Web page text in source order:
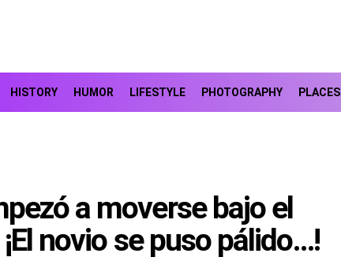
HISTORY HUMOR LIFESTYLE PHOTOGRAPHY PLACES
a moverse bajo el
novio se puso pálido…!